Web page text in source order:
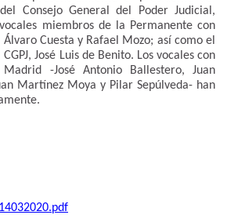
Consejo General del Poder Judicial,
miembros de la Permanente con
Cuesta y Rafael Mozo; así como el
José Luis de Benito. Los vocales con
-José Antonio Ballestero, Juan
Martínez Moya y Pilar Sepúlveda- han